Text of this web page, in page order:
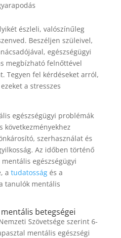
észleli, valószínűleg
Beszéljen szüleivel,
egészségügyi
megbízható felnőttével
Tegyen fel kérdéseket arról,
a stresszes
egészségügyi problémák
következményekhez
szerhasználat és
Az időben történő
egészségügyi
a tudatosságés a
tanulók mentális
betegségei
Szövetsége szerint 6-
mentális egészségi